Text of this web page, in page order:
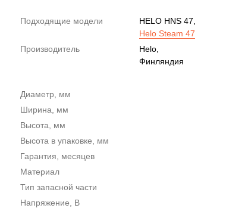
Подходящие модели
HELO HNS 47,
Helo Steam 47
Производитель
Helo,
Финляндия
Диаметр, мм
Ширина, мм
Высота, мм
Высота в упаковке, мм
Гарантия, месяцев
Материал
Тип запасной части
Напряжение, В